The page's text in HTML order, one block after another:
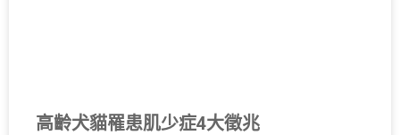
高齡犬貓罹患肌少症4大徵兆